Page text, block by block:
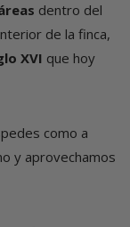
dentro del
de la finca,
XVI que hoy
como a
y aprovechamos